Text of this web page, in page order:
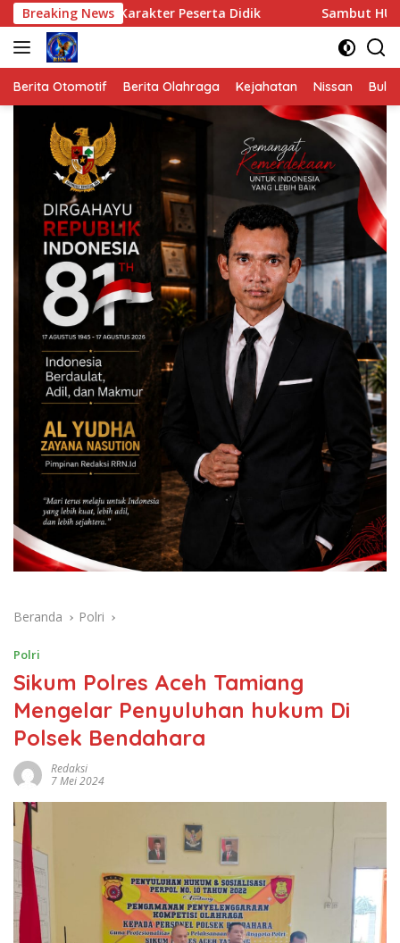
Langsung
ke
konten
Breaking News
Karakter Peserta Didik Sambut HUT ke-81
Berita Otomotif Berita Olahraga Kejahatan Nissan
Beranda Polri
Polri
Sikum Polres Aceh Tamiang
Mengelar Penyuluhan hukum Di
Polsek Bendahara
Redaksi
7 Mei 2024